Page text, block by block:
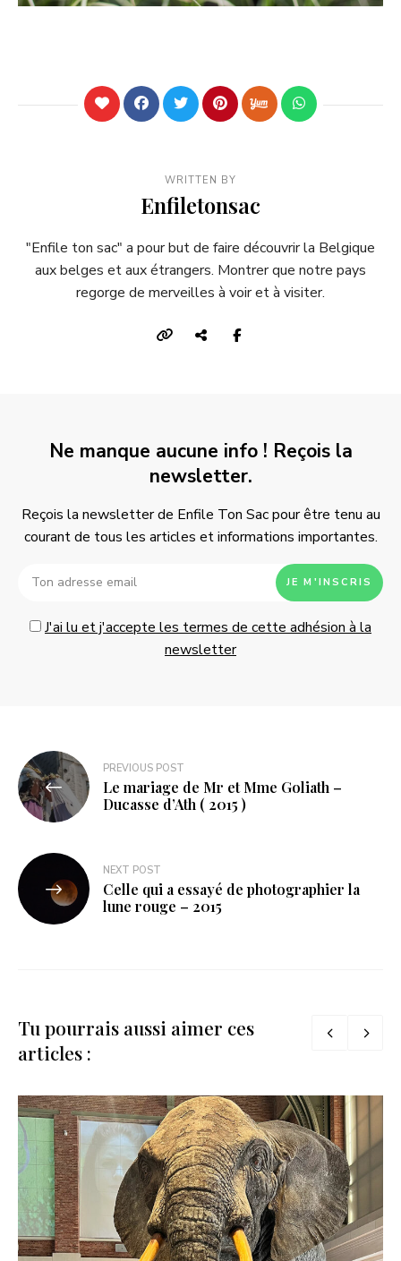
WRITTEN BY
Enfiletonsac
"Enfile ton sac" a pour but de faire découvrir la Belgique
aux belges et aux étrangers. Montrer que notre pays
regorge de merveilles à voir et à visiter.
Ne manque aucune info ! Reçois la
newsletter.
Reçois la newsletter de Enfile Ton Sac pour être tenu au
courant de tous les articles et informations importantes.
J'ai lu et j'accepte les termes de cette adhésion à la
newsletter
Navigation
de
l’article
PREVIOUS POST
Le mariage de Mr et Mme Goliath –
Ducasse d’Ath ( 2015 )
NEXT POST
Celle qui a essayé de photographier la
lune rouge – 2015
Tu pourrais aussi aimer ces
articles :